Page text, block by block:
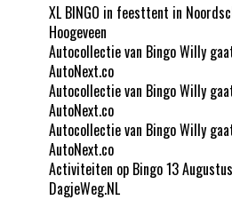
XL BINGO in feesttent in
Hoogeveen
Autocollectie van Bingo Willy
AutoNext.co
Autocollectie van Bingo Willy
AutoNext.co
Autocollectie van Bingo Willy
AutoNext.co
Activiteiten op Bingo 13
DagjeWeg.NL